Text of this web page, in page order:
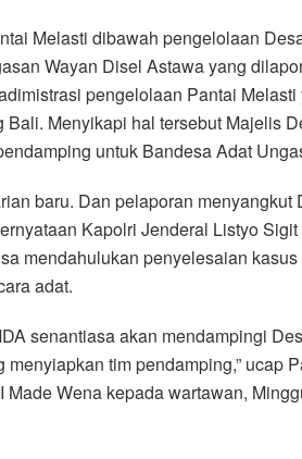
Melasti dibawah pengelolaan
Wayan Disel Astawa yang
pengelolaan Pantai Melasti
Menyikapi hal tersebut Majelis
untuk Bandesa Adat
baru. Dan pelaporan menyangkut
Kapolri Jenderal Listyo Sigit
mendahulukan penyelesaian
adat.
senantiasa akan mendampingi
tim pendamping,” ucap
Wena kepada wartawan,